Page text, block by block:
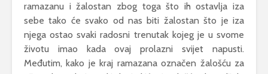
ramazanu i žalostan zbog toga što ih ostavlja iza
sebe tako će svako od nas biti žalostan što je iza
njega ostao svaki radosni trenutak kojeg je u svome
životu imao kada ovaj prolazni svijet napusti.
Međutim, kako je kraj ramazana označen žalošću za